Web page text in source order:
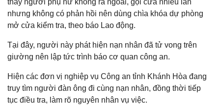
nhưng không có phản hồi nên dùng chìa khóa dự phòng
mở cửa kiểm tra, theo báo Lao động.
Tại đây, người này phát hiện nạn nhân đã tử vong trên
giường nên lập tức trình báo cơ quan công an.
Hiện các đơn vị nghiệp vụ Công an tỉnh Khánh Hòa đang
truy tìm người đàn ông đi cùng nạn nhân, đồng thời tiếp
tục điều tra, làm rõ nguyên nhân vụ việc.